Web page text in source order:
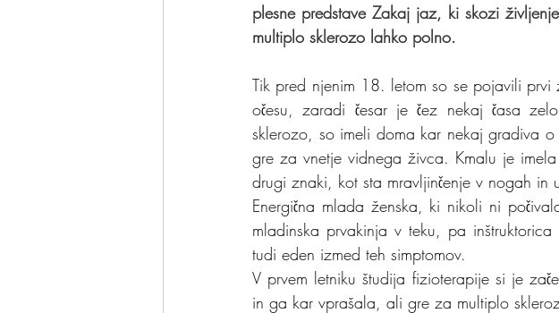
plesne predstave Zakaj jaz, ki skozi
multiplo sklerozo lahko polno.
Tik pred njenim 18. letom so se pojavili
očesu, zaradi česar je čez nekaj časa
sklerozo, so imeli doma kar nekaj gradiva
gre za vnetje vidnega živca. Kmalu je
drugi znaki, kot sta mravljinčenje v nogah
Energična mlada ženska, ki nikoli ni
mladinska prvakinja v teku, pa
tudi eden izmed teh simptomov.
V prvem letniku študija fizioterapije si je
in ga kar vprašala, ali gre za multiplo